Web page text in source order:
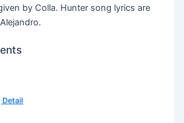
by Colla. Hunter song lyrics are
Detail